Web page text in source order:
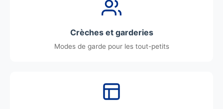
Crèches et garderies
Modes de garde pour les tout-petits